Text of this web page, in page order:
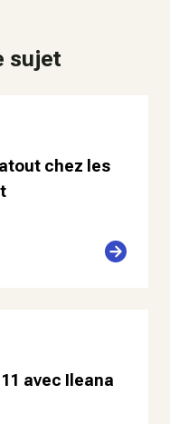
sujet
chez les
avec Ileana